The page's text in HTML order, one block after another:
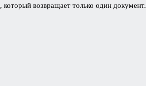
, который возвращает только один документ.